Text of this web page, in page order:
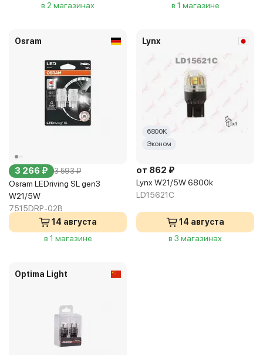
в 2 магазинах
в 1 магазине
Osram
3 266 ₽ 3 593 ₽
Osram LEDriving SL gen3
W21/5W
7515DRP-02B
14 августа
в 1 магазине
Lynx
6800K
Эконом
от 862 ₽
Lynx W21/5W 6800k
LD15621C
14 августа
в 3 магазинах
Optima Light